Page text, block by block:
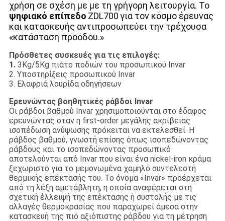
χρήση σε σχέση με με τη γρήγορη λειτουργία. Το
ψηφιακό επίπεδο ZDL700για τον κόσμο έρευνας
και κατασκευής αντιπροσωπεύει την τρέχουσα
«κατάσταση προόδου.»
Πρόσθετες συσκευές για τις επιλογές:
1. 3Kg/5Kg πιάτο ποδιών του προσωπικού Invar
2. Υποστηρίξεις προσωπικού Invar
3. Ελαφριά λουρίδα οδηγήσεων
Ερευνώντας βοηθητικές ράβδοι Invar
Οι ράβδοι βαθμού Invar χρησιμοποιούνται στο έδαφος
ερευνώντας όταν η first-order μεγάλης ακρίβειας
ισοπέδωση ανύψωσης πρόκειται να εκτελεσθεί. Η
ράβδος βαθμού, γνωστή επίσης όπως ισοπεδώνοντας
ράβδους και το ισοπεδώνοντας προσωπικό
αποτελούνται από Invar που είναι ένα nickel-iron κράμα
ξεχωριστό για το μεμονωμένα χαμηλό συντελεστή
θερμικής επέκτασής του. Το όνομα «Invar» προέρχεται
από τη λέξη αμετάβλητη, η οποία αναφέρεται στη
σχετική έλλειψή της επέκτασης ή συστολής με τις
αλλαγές θερμοκρασίας που παραχωρεί άμεσα στην
κατασκευή της πιό αξιόπιστης ράβδου για τη μέτρηση